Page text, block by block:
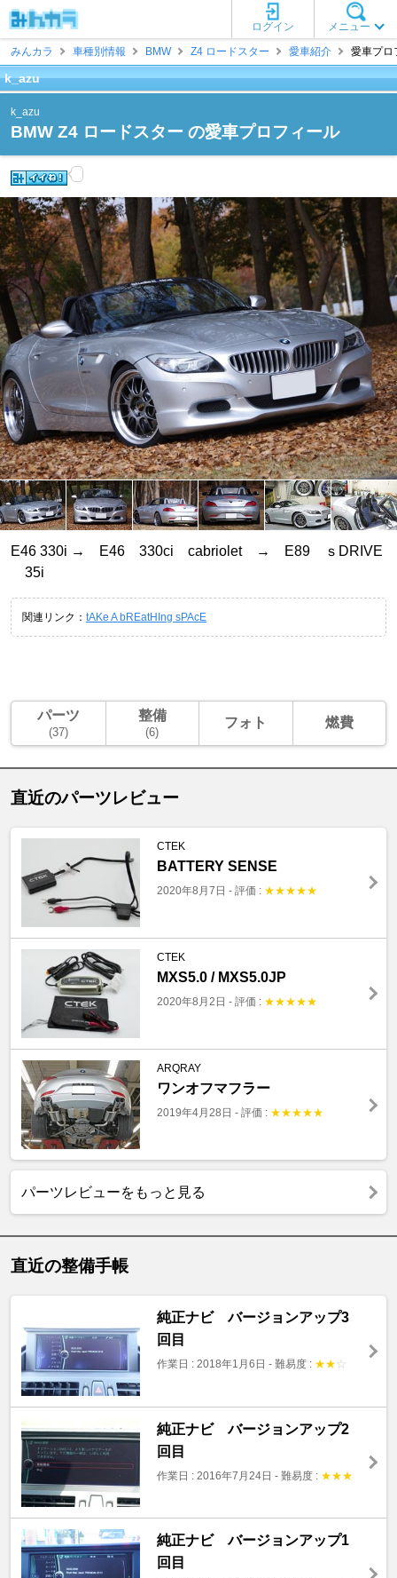
メニュー
ログイン
みんカラ
車種別情報 BMW Z4 ロードスター 愛車紹介 愛車プロ
k_azu
k_azu
BMW Z4 ロードスター の愛車プロフィール
E46 330i → E46 330ci cabriolet → E89 ｓDRIVE
35i
関連リンク： tAKe A bREatHIng sPAcE
パーツ
(37)
整備
(6)
フォト 燃費
直近のパーツレビュー
CTEK
BATTERY SENSE
2020年8月7日 - 評価 : ★★★★★
CTEK
MXS5.0 / MXS5.0JP
2020年8月2日 - 評価 : ★★★★★
ARQRAY
ワンオフマフラー
2019年4月28日 - 評価 : ★★★★★
パーツレビューをもっと見る
直近の整備手帳
純正ナビ バージョンアップ3
回目
作業日 : 2018年1月6日 - 難易度 : ★★ ☆
純正ナビ バージョンアップ2
回目
作業日 : 2016年7月24日 - 難易度 : ★★★
純正ナビ バージョンアップ1
回目